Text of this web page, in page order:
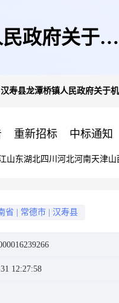
政府关于机
汉寿县龙潭桥镇人民政府关于
重新招标 中标通知
山东湖北四川 河北河南天津山
省 常德市 汉寿县
12:27:58